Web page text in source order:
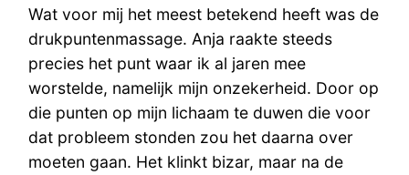
Wat voor mij het meest betekend heeft was de
drukpuntenmassage. Anja raakte steeds
precies het punt waar ik al jaren mee
worstelde, namelijk mijn onzekerheid. Door op
die punten op mijn lichaam te duwen die voor
dat probleem stonden zou het daarna over
moeten gaan. Het klinkt bizar, maar na de